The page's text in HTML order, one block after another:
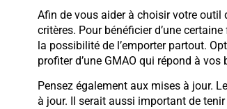
Afin de vous aider à choisir votre outil
critères. Pour bénéficier d’une
la possibilité de l’emporter partout.
profiter d’une GMAO qui répond à vos
Pensez également aux mises à jour.
à jour. Il serait aussi important de